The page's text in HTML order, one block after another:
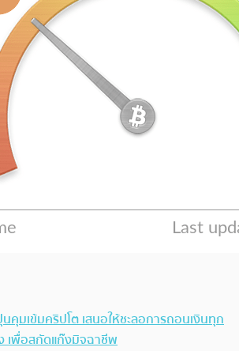
คุมเข้มคริปโต เสนอให้ชะลอการถอนเงินทุก
เพื่อสกัดแก๊งมิจฉาชีพ